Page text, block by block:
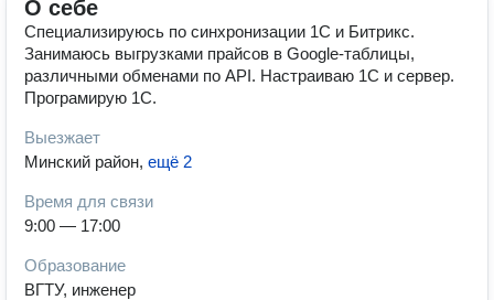
О себе
Специализируюсь по синхронизации 1С и Битрикс.
Занимаюсь выгрузками прайсов в Google-таблицы,
различными обменами по API. Настраиваю 1С и сервер.
Програмирую 1С.
Выезжает
Минский район, ещё 2
Время для связи
9:00 — 17:00
Образование
ВГТУ, инженер